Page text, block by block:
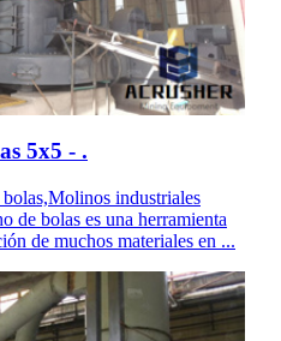
5x5 - .
industriales
de bolas es una herramienta
de muchos materiales en ...